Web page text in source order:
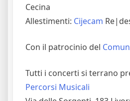
Cecina
Allestimenti: Cijecam
Con il patrocinio del
Tutti i concerti si terrano
Percorsi Musicali